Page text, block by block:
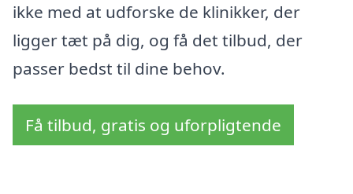
ikke med at udforske de klinikker, der
ligger tæt på dig, og få det tilbud, der
passer bedst til dine behov.
Få tilbud, gratis og uforpligtende